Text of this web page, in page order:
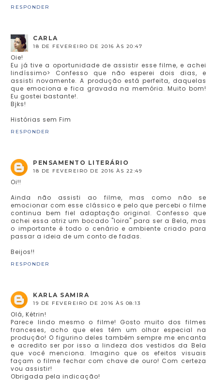
RESPONDER
CARLA
18 DE FEVEREIRO DE 2016 ÀS 20:47
Oie!
Eu já tive a oportunidade de assistir esse filme, e achei
lindíssimo> Confesso que não esperei dois dias, e
assisti novamente. A produção está perfeita, daquelas
que emociona e fica gravada na memória. Muito bom!
Eu gostei bastante!.
Bjks!
Histórias sem Fim
RESPONDER
PENSAMENTO LITERÁRIO
18 DE FEVEREIRO DE 2016 ÀS 22:49
Oi!!
Ainda não assisti ao filme, mas como não se
emocionar com esse clássico e pelo que percebi o filme
continua bem fiel adaptação original. Confesso que
achei essa atriz um bocado "loira" para ser a Bela, mas
o importante é todo o cenário e ambiente criado para
passar a ideia de um conto de fadas.
Beijos!!
RESPONDER
KARLA SAMIRA
19 DE FEVEREIRO DE 2016 ÀS 08:13
Olá, Kétrin!
Parece lindo mesmo o filme! Gosto muito dos filmes
franceses, acho que eles têm um olhar especial na
produção! O figurino deles também sempre me encanta
e acredito ser por isso a lindeza dos vestidos da Bela
que você menciona. Imagino que os efeitos visuais
façam o filme fechar com chave de ouro! Com certeza
vou assistir!
Obrigada pela indicação!